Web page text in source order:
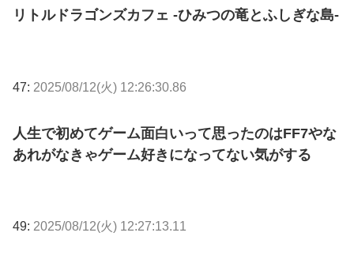
リトルドラゴンズカフェ -ひみつの竜とふしぎな島-
47: 2025/08/12(火) 12:26:30.86
人生で初めてゲーム面白いって思ったのはFF7やな
あれがなきゃゲーム好きになってない気がする
49: 2025/08/12(火) 12:27:13.11